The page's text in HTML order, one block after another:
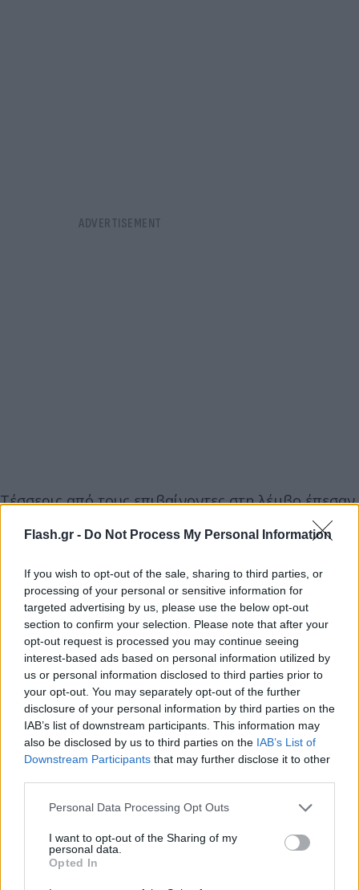
Flash.gr - Do Not Process My Personal Information
If you wish to opt-out of the sale, sharing to third parties, or
processing of your personal or sensitive information for
targeted advertising by us, please use the below opt-out
section to confirm your selection. Please note that after your
opt-out request is processed you may continue seeing
interest-based ads based on personal information utilized by
us or personal information disclosed to third parties prior to
your opt-out. You may separately opt-out of the further
disclosure of your personal information by third parties on the
IAB’s list of downstream participants. This information may
also be disclosed by us to third parties on the IAB’s List of
Downstream Participants that may further disclose it to other
Please note that this website/app uses one or more Google
not limited to your visit or usage behaviour. You may click to
grant or deny consent to Google and its third-party tags to
use your data for below specified purposes in below Google
Personal Data Processing Opt Outs
I want to opt-out of the Sharing of my
personal data.
Opted In
Τέσσερις από τους επιβαίνοντες στη λέμβο έπεσαν
στη θάλασσα και διασώθηκαν από το πλήρωμα του
ιστιοφόρου, σύμφωνα με δηλώσεις της Ρίμα Χασάν,
ευρωβουλευτή και μέλους της αποστολής.
«Τέσσερα άτομα πρόλαβαν να πέσουν στη θάλασσα
και διασώθηκαν από το πλήρωμα της αποστολής.
Καταφέραμε να τους σώσουμε. Είναι πλέον μαζί
μας στο πλοίο», έγραψε χαρακτηριστικά.
Μέλη με αναρτήσεις τους ζητούν από τις ελληνικές
αρχές να αναλάβουν την ευθύνη για τους τέσσερις
Σουδανούς. «Βοηθήστε μας να πείσουμε την
τους τέσσερις επιζώντες που διασώσαμε με τον
Στόλο της Ελευθερίας», δήλωσε η Ρίμα Χασάν,
μέλος του Ευρωπαϊκού Κοινοβουλίου, στο X.